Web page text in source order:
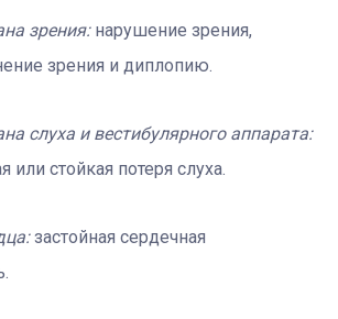
зрения:нарушение зрения,
зрения и диплопию.
слуха и вестибулярного аппарата:
или стойкая потеря слуха.
застойная сердечная